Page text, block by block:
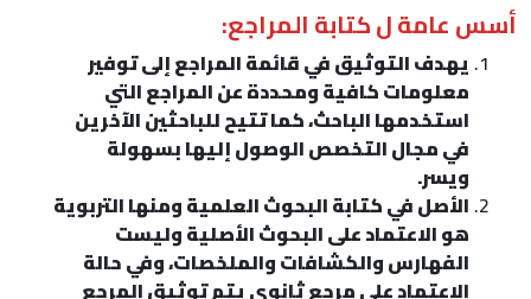
أسس عامة ل كتابة المراجع:
يهدف التوثيق في قائمة المراجع إلى توفير
معلومات كافية ومحددة عن المراجع التي
استخدمها الباحث، كما تتيح للباحثين الآخرين
في مجال التخصص الوصول إليها بسهولة
ويسر.
الأصل في كتابة البحوث العلمية ومنها التربوية
هو الاعتماد على البحوث الأصلية وليست
الفهارس والكشافات والملخصات، وفي حالة
الاعتماد على مرجع ثانوي يتم توثيق المرجع